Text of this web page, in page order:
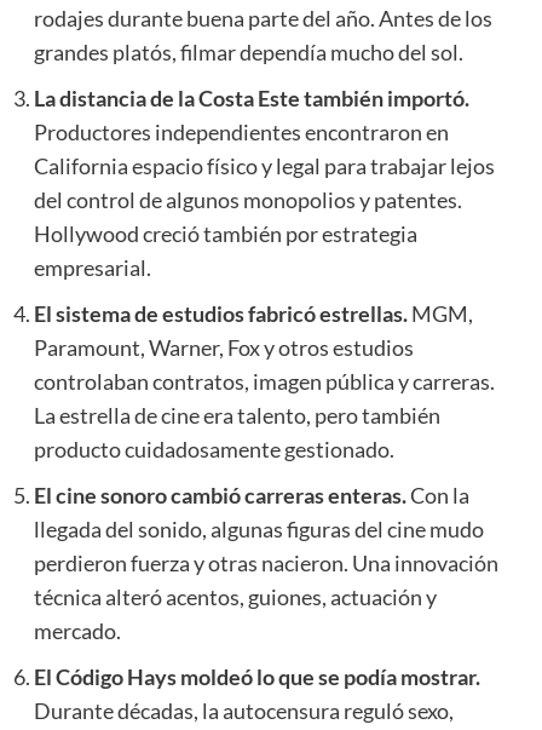
rodajes durante buena parte del año. Antes de los
grandes platós, filmar dependía mucho del sol.
La distancia de la Costa Este también importó.
Productores independientes encontraron en
California espacio físico y legal para trabajar lejos
del control de algunos monopolios y patentes.
Hollywood creció también por estrategia
empresarial.
El sistema de estudios fabricó estrellas.MGM,
Paramount, Warner, Fox y otros estudios
controlaban contratos, imagen pública y carreras.
La estrella de cine era talento, pero también
producto cuidadosamente gestionado.
El cine sonoro cambió carreras enteras.Con la
llegada del sonido, algunas figuras del cine mudo
perdieron fuerza y otras nacieron. Una innovación
técnica alteró acentos, guiones, actuación y
mercado.
El Código Hays moldeó lo que se podía mostrar.
Durante décadas, la autocensura reguló sexo,